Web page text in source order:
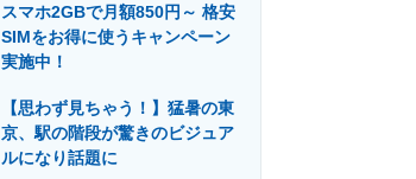
建設×テクノロジーの最前線
スマホ2GBで月額850円～ 格安
SIMをお得に使うキャンペーン
実施中！
【思わず見ちゃう！】猛暑の東
京、駅の階段が驚きのビジュア
ルになり話題に